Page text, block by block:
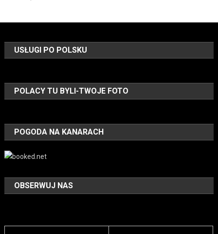
USŁUGI PO POLSKU
POLACY TU BYLI-TWOJE FOTO
POGODA NA KANARACH
OBSERWUJ NAS